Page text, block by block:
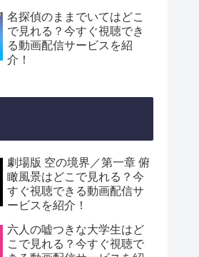
名探偵のままでいてはどこ
で見れる？今すぐ視聴でき
る動画配信サービスを紹
介！
劇場版 空の境界／第一章 俯
瞰風景はどこで見れる？今
すぐ視聴できる動画配信サ
ービスを紹介！
六人の嘘つきな大学生はど
こで見れる？今すぐ視聴で